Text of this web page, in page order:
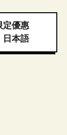
定優惠
日本語